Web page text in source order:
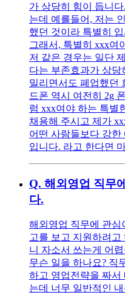
가 상당히 힘이 듭니
는데 예를들어, 저는
했던 것이라 특별히
그래서, 특별히 xxx여
저 같은 경우는 일단
다는 부존효과가 상당
밀리면서도 폐업했던
드폰 역시 여전히 2g
럼 xxx여야 하는 특별
채용해 주시고 제가
어떤 사람들보다 강한
입니다. 라고 한다면
Q. 해외영업 직무
다.
해외영업 직무에 관심
고를 보고 지원하려
니 자소서 쓰는게 어
무슨 일을 하나요? 직
하고 영업전략을 짜서
는데 너무 일반적인